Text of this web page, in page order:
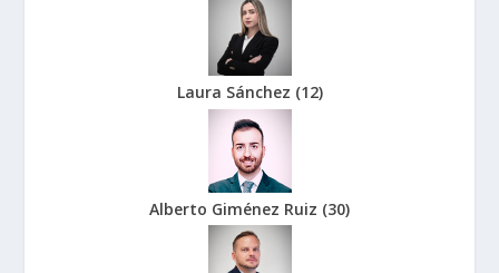
Laura Sánchez (12)
Alberto Giménez Ruiz (30)